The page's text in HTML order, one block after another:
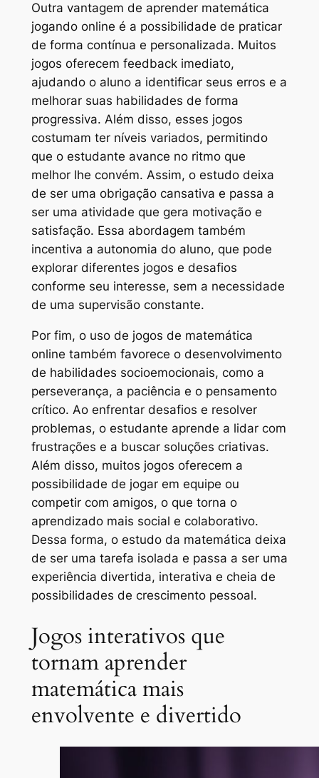
Outra vantagem de aprender matemática
jogando online é a possibilidade de praticar
de forma contínua e personalizada. Muitos
jogos oferecem feedback imediato,
ajudando o aluno a identificar seus erros e a
melhorar suas habilidades de forma
progressiva. Além disso, esses jogos
costumam ter níveis variados, permitindo
que o estudante avance no ritmo que
melhor lhe convém. Assim, o estudo deixa
de ser uma obrigação cansativa e passa a
ser uma atividade que gera motivação e
satisfação. Essa abordagem também
incentiva a autonomia do aluno, que pode
explorar diferentes jogos e desafios
conforme seu interesse, sem a necessidade
de uma supervisão constante.
Por fim, o uso de jogos de matemática
online também favorece o desenvolvimento
de habilidades socioemocionais, como a
perseverança, a paciência e o pensamento
crítico. Ao enfrentar desafios e resolver
problemas, o estudante aprende a lidar com
frustrações e a buscar soluções criativas.
Além disso, muitos jogos oferecem a
possibilidade de jogar em equipe ou
competir com amigos, o que torna o
aprendizado mais social e colaborativo.
Dessa forma, o estudo da matemática deixa
de ser uma tarefa isolada e passa a ser uma
experiência divertida, interativa e cheia de
possibilidades de crescimento pessoal.
Jogos interativos que
tornam aprender
matemática mais
envolvente e divertido